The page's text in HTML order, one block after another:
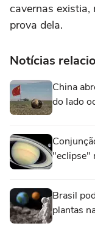
cavernas
prova dela.
Notícias
China
do lado
"eclipse"
Brasil
plantas